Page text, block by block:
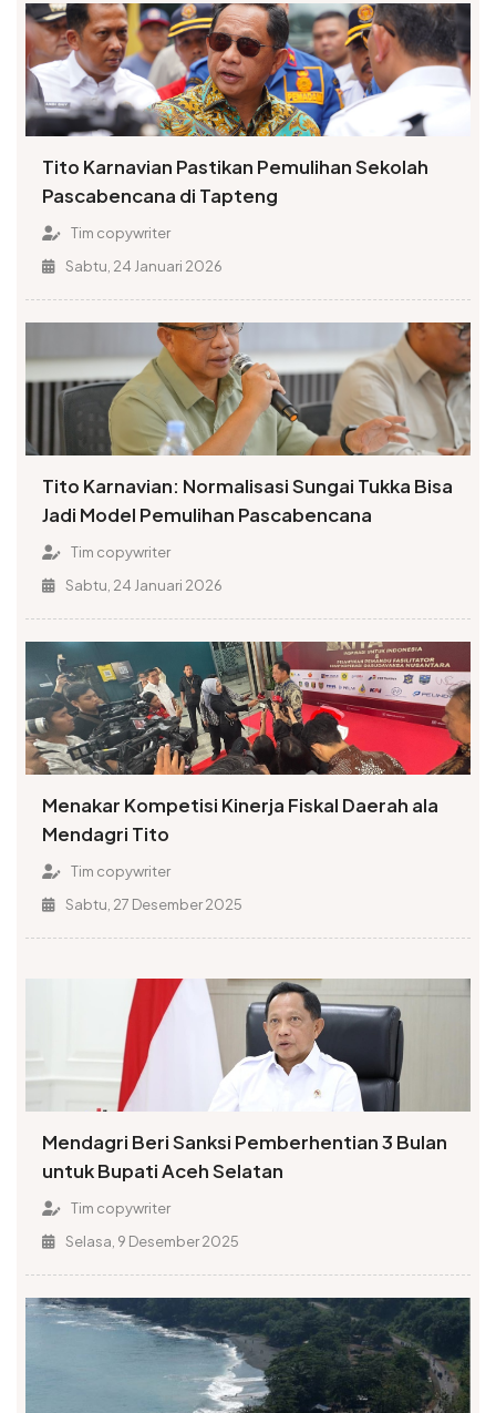
Tito Karnavian Pastikan Pemulihan Sekolah
Pascabencana di Tapteng
Tim copywriter
Sabtu, 24 Januari 2026
Tito Karnavian: Normalisasi Sungai Tukka Bisa
Jadi Model Pemulihan Pascabencana
Tim copywriter
Sabtu, 24 Januari 2026
Menakar Kompetisi Kinerja Fiskal Daerah ala
Mendagri Tito
Tim copywriter
Sabtu, 27 Desember 2025
Mendagri Beri Sanksi Pemberhentian 3 Bulan
untuk Bupati Aceh Selatan
Tim copywriter
Selasa, 9 Desember 2025